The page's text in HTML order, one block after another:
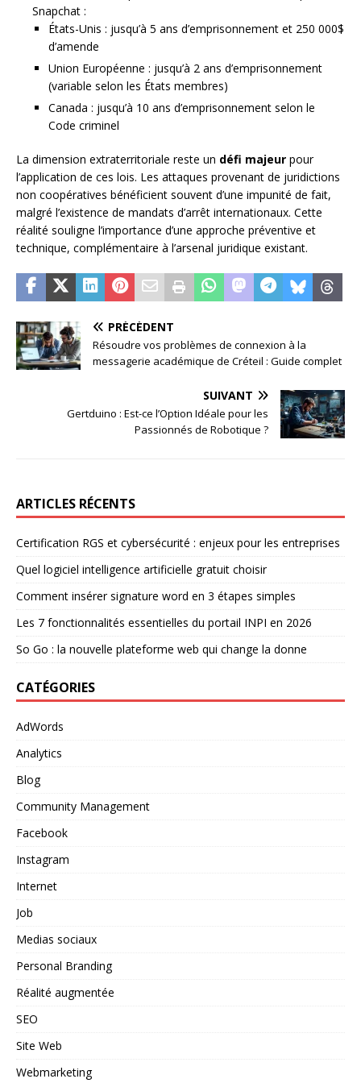
Snapchat :
États-Unis : jusqu’à 5 ans d’emprisonnement et 250 000$
d’amende
Union Européenne : jusqu’à 2 ans d’emprisonnement
(variable selon les États membres)
Canada : jusqu’à 10 ans d’emprisonnement selon le
Code criminel
La dimension extraterritoriale reste un défi majeur pour
l’application de ces lois. Les attaques provenant de juridictions
non coopératives bénéficient souvent d’une impunité de fait,
malgré l’existence de mandats d’arrêt internationaux. Cette
réalité souligne l’importance d’une approche préventive et
technique, complémentaire à l’arsenal juridique existant.
PRÉCÉDENT
Résoudre vos problèmes de connexion à la
messagerie académique de Créteil : Guide complet
SUIVANT
Gertduino : Est-ce l’Option Idéale pour les
Passionnés de Robotique ?
ARTICLES RÉCENTS
Certification RGS et cybersécurité : enjeux pour les entreprises
Quel logiciel intelligence artificielle gratuit choisir
Comment insérer signature word en 3 étapes simples
Les 7 fonctionnalités essentielles du portail INPI en 2026
So Go : la nouvelle plateforme web qui change la donne
CATÉGORIES
AdWords
Analytics
Blog
Community Management
Facebook
Instagram
Internet
Job
Medias sociaux
Personal Branding
Réalité augmentée
SEO
Site Web
Webmarketing